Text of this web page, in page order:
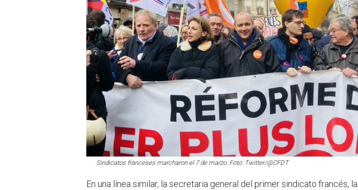
Sindicatos franceses marcharon el 7 de marzo. Foto: Twitter/@CFDT
En una línea similar, la secretaria general del primer sindicato francés, la